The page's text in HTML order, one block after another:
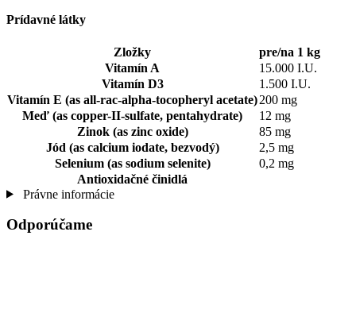
Prídavné látky
Zložky
pre/na 1 kg
Vitamín A
15.000 I.U.
Vitamín D3
1.500 I.U.
Vitamín E (as all-rac-alpha-tocopheryl acetate)200 mg
Meď (as copper-II-sulfate, pentahydrate)
12 mg
Zinok (as zinc oxide)
85 mg
Jód (as calcium iodate, bezvodý)
2,5 mg
Selenium (as sodium selenite)
0,2 mg
Antioxidačné činidlá
Právne informácie
Odporúčame